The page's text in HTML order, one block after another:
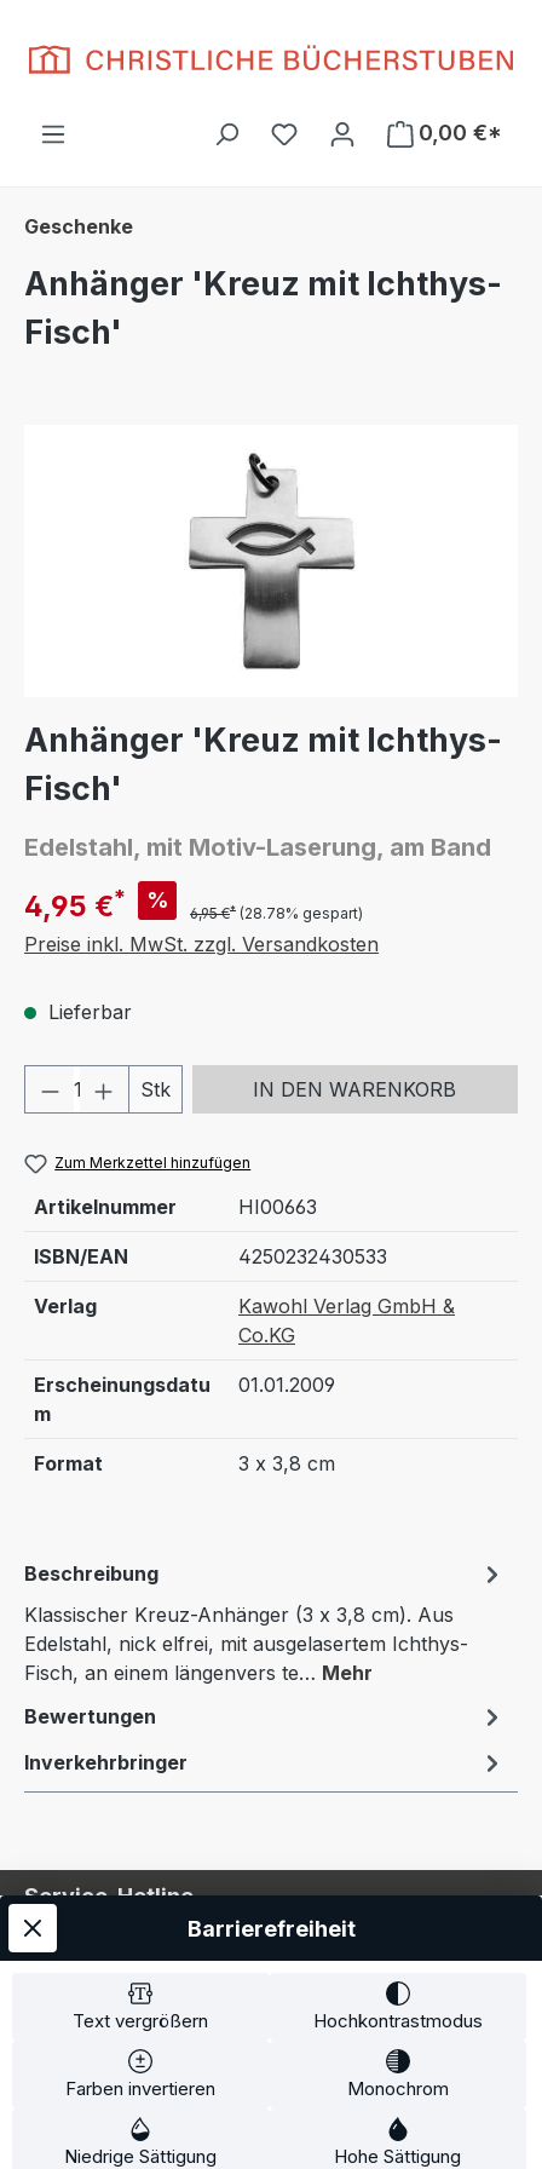
Du hast 0 Produkte auf
0,00 €*
Geschenke
Anhänger 'Kreuz mit Ichthys-
Fisch'
Anhänger 'Kreuz mit Ichthys-
Fisch'
Edelstahl, mit Motiv-Laserung, am Band
4,95 €* %
6,95 €* (28.78% gespart)
Preise inkl. MwSt. zzgl. Versandkosten
Lieferbar
Produkt Anzahl: Gib den
Stk IN DEN WARENKORB
Zum Merkzettel hinzufügen
Artikelnummer HI00663
ISBN/EAN 4250232430533
Verlag
Kawohl Verlag GmbH &
Co.KG
Erscheinungsdatu
m
01.01.2009
Format 3 x 3,8 cm
Beschreibung
Klassischer Kreuz-Anhänger (3 x 3,8 cm). Aus
Edelstahl, nick elfrei, mit ausgelasertem Ichthys-
Fisch, an einem längenvers te… Mehr
Bewertungen
Inverkehrbringer
Service-Hotline
Service
Information
* Alle Preise inkl. gesetzl. Mehrwertsteuer zzgl.
Text vergrößern Hochkontrastmodus
Farben invertieren Monochrom
Niedrige Sättigung Hohe Sättigung
Barrierefreiheit